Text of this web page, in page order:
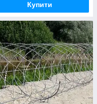
Купити